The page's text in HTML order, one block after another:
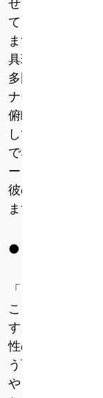
コロラド
コロラド
ISPACE
5 Rue de
ルクセン
せ、次のフェー
てくれました。
ます。新たに
具現化を加速し
多国籍チームを
ナーシップを持
俯瞰して整理し
しています。一
でなく、弊社が
ービスを確立し
彼のリーダーシ
ます。」
● 株式会社
「この度、
こととなり、新
す。ispaceは今
性のある世界を
う可能性を持つ
やローバー（月